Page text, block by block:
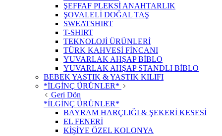
ŞEFFAF PLEKSİ ANAHTARLIK
ŞOVALELİ DOĞAL TAŞ
SWEATSHIRT
T-SHIRT
TEKNOLOJİ ÜRÜNLERİ
TÜRK KAHVESİ FİNCANI
YUVARLAK AHŞAP BİBLO
YUVARLAK AHŞAP STANDLI BİBLO
BEBEK YASTIK & YASTIK KILIFI
*İLGİNÇ ÜRÜNLER*
Geri Dön
*İLGİNÇ ÜRÜNLER*
BAYRAM HARÇLIĞI & ŞEKERİ KESESİ
EL FENERİ
KİŞİYE ÖZEL KOLONYA